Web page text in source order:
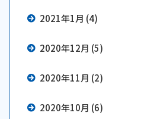
2021年1月 (4)
2020年12月 (5)
2020年11月 (2)
2020年10月 (6)